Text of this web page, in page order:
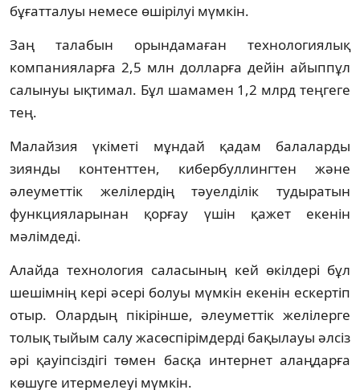
бұғатталуы немесе өшірілуі мүмкін.
Заң талабын орындамаған технологиялық
компанияларға 2,5 млн долларға дейін айыппұл
салынуы ықтимал. Бұл шамамен 1,2 млрд теңгеге
тең.
Малайзия үкіметі мұндай қадам балаларды
зиянды контенттен, кибербуллингтен және
әлеуметтік желілердің тәуелділік тудыратын
функцияларынан қорғау үшін қажет екенін
мәлімдеді.
Алайда технология саласының кей өкілдері бұл
шешімнің кері әсері болуы мүмкін екенін ескертіп
отыр. Олардың пікірінше, әлеуметтік желілерге
толық тыйым салу жасөспірімдерді бақылауы әлсіз
әрі қауіпсіздігі төмен басқа интернет алаңдарға
көшуге итермелеуі мүмкін.